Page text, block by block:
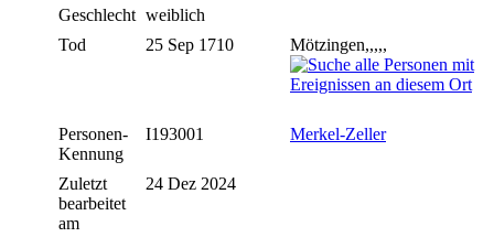
Geschlecht weiblich
Tod
25 Sep 1710 Mötzingen,,,,,
Personen-
Kennung
I193001 Merkel-Zeller
Zuletzt
bearbeitet
am
24 Dez 2024